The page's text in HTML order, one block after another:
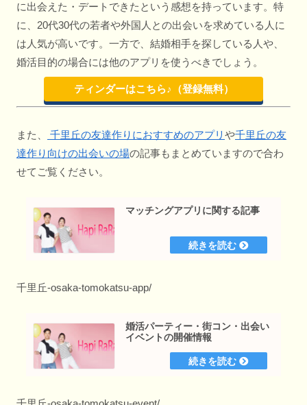
に出会えた・デートできたという感想を持っています。特
に、20代30代の若者や外国人との出会いを求めている人に
は人気が高いです。一方で、結婚相手を探している人や、
婚活目的の場合には他のアプリを使うべきでしょう。
ティンダーはこちら♪（登録無料）
また、 千里丘の友達作りにおすすめのアプリ や千里丘の友
達作り向けの出会いの場の記事もまとめていますので合わ
せてご覧ください。
マッチングアプリに関する記事
千里丘-osaka-tomokatsu-app/
婚活パーティー・街コン・出会い
イベントの開催情報